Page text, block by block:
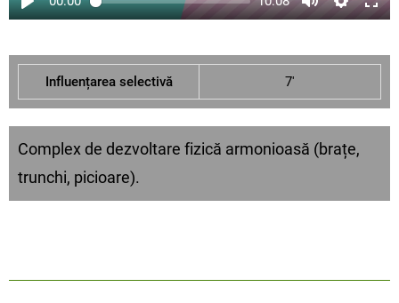
Influențarea selectivă 7'
Complex de dezvoltare fizică armonioasă (brațe,
trunchi, picioare).